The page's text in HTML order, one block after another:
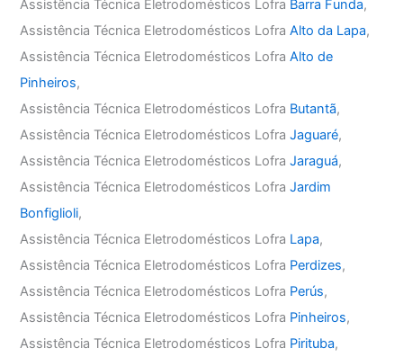
Assistência Técnica Eletrodomésticos Lofra Barra Funda,
Assistência Técnica Eletrodomésticos LofraAlto da Lapa,
Assistência Técnica Eletrodomésticos LofraAlto de
Pinheiros,
Assistência Técnica Eletrodomésticos Lofra Butantã,
Assistência Técnica Eletrodomésticos LofraJaguaré,
Assistência Técnica Eletrodomésticos LofraJaraguá,
Assistência Técnica Eletrodomésticos LofraJardim
Bonfiglioli,
Assistência Técnica Eletrodomésticos Lofra Lapa,
Assistência Técnica Eletrodomésticos Lofra Perdizes,
Assistência Técnica Eletrodomésticos Lofra Perús,
Assistência Técnica Eletrodomésticos Lofra Pinheiros,
Assistência Técnica Eletrodomésticos Lofra Pirituba,